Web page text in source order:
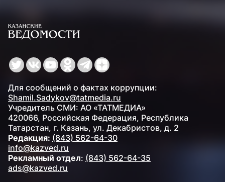
Для сообщений о фактах коррупции:
Shamil.Sadykov@tatmedia.ru
Учредитель СМИ: АО «ТАТМЕДИА»
420066, Российская Федерация, Республика
Татарстан, г. Казань, ул. Декабристов, д. 2
Редакция: (843) 562-64-30
info@kazved.ru
Рекламный отдел: (843) 562-64-35
ads@kazved.ru